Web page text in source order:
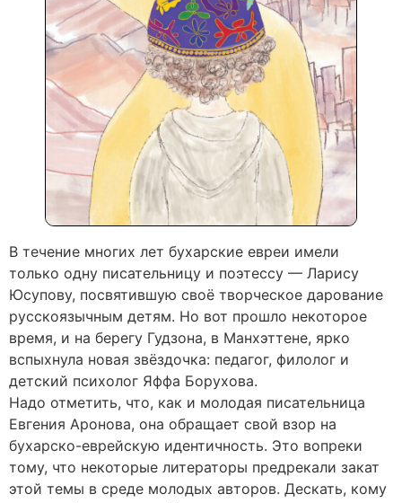
В течение многих лет бухарские евреи имели
только одну писательницу и поэтессу — Ларису
Юсупову, посвятившую своё творческое дарование
русскоязычным детям. Но вот прошло некоторое
время, и на берегу Гудзона, в Манхэттене, ярко
вспыхнула новая звёздочка: педагог, филолог и
детский психолог Яффа Борухова.
Надо отметить, что, как и молодая писательница
Евгения Аронова, она обращает свой взор на
бухарско-еврейскую идентичность. Это вопреки
тому, что некоторые литераторы предрекали закат
этой темы в среде молодых авторов. Дескать, кому